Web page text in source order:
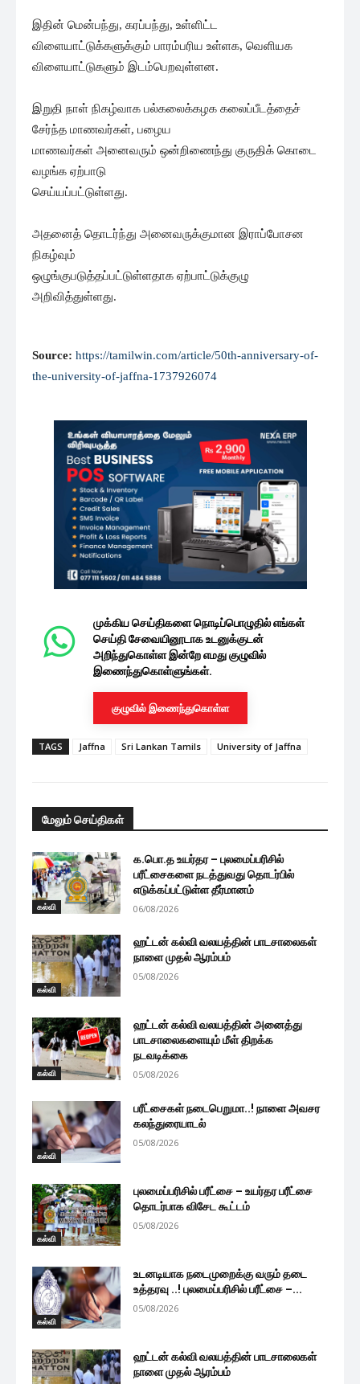
இதின் மென்பந்து, கரப்பந்து, உள்ளிட்ட
விளையாட்டுக்களுக்கும் பாரம்பரிய உள்ளக, வெளியக
விளையாட்டுகளும் இடம்பெறவுள்ளன.
இறுதி நாள் நிகழ்வாக பல்கலைக்கழக கலைப்பீடத்தைச்
சேர்ந்த மாணவர்கள், பழைய
மாணவர்கள் அனைவரும் ஒன்றிணைந்து குருதிக் கொடை
வழங்க ஏற்பாடு
செய்யப்பட்டுள்ளது.
அதனைத் தொடர்ந்து அனைவருக்குமான இராப்போசன
நிகழ்வும்
ஒழுங்குபடுத்தப்பட்டுள்ளதாக ஏற்பாட்டுக்குழு
அறிவித்துள்ளது.
Source: https://tamilwin.com/article/50th-anniversary-of-
the-university-of-jaffna-1737926074
முக்கிய செய்திகளை நொடிப்பொழுதில் எங்கள்
செய்தி சேவையினூடாக உடனுக்குடன்
அறிந்துகொள்ள இன்றே எமது குழுவில்
இணைந்துகொள்ளுங்கள்.
குழுவில் இணைந்துகொள்ள
TAGS Jaffna Sri Lankan Tamils University of Jaffna
மேலும் செய்திகள்
கல்வி
க.பொ.த உயர்தர – புலமைப்பரிசில்
பரீட்சைகளை நடத்துவது தொடர்பில்
எடுக்கப்பட்டுள்ள தீர்மானம்
06/08/2026
கல்வி
ஹட்டன் கல்வி வலயத்தின் பாடசாலைகள்
நாளை முதல் ஆரம்பம்
05/08/2026
கல்வி
ஹட்டன் கல்வி வலயத்தின் அனைத்து
பாடசாலைகளையும் மீள் திறக்க
நடவடிக்கை
05/08/2026
கல்வி
பரீட்சைகள் நடைபெறுமா..! நாளை அவசர
கலந்துரையாடல்
05/08/2026
கல்வி
புலமைப்பரிசில் பரீட்சை – உயர்தர பரீட்சை
தொடர்பாக விசேட கூட்டம்
05/08/2026
கல்வி
உடனடியாக நடைமுறைக்கு வரும் தடை
உத்தரவு ..! புலமைப்பரிசில் பரீட்சை –...
05/08/2026
ஹட்டன் கல்வி வலயத்தின் பாடசாலைகள்
நாளை முதல் ஆரம்பம்